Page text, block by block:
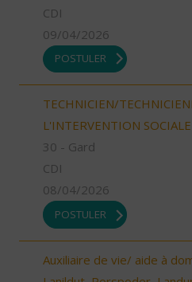
CDI
09/04/2026
POSTULER
TECHNICIEN/
L'INTERVENTION
30 - Gard
CDI
08/04/2026
POSTULER
Auxiliaire de vie/ aide à